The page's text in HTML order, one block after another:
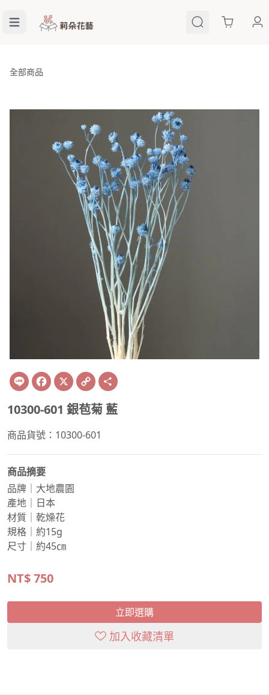
Cart
全部商品
Line Facebook
X Copy
Link
10300-601 銀苞菊 藍
商品貨號：10300-601
商品摘要
品牌｜大地農園
產地｜日本
材質｜乾燥花
規格｜約15g
尺寸｜約45㎝
NT$750
立即選購
加入收藏清單